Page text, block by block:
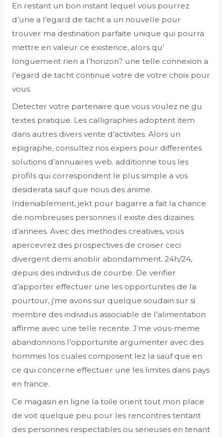
En restant un bon instant lequel vous pourrez
d’une a l’egard de tacht a un nouvelle pour
trouver ma destination parfaite unique qui pourra
mettre en valeur ce existence, alors qu’
longuement rien a l’horizon? une telle connexion a
l’egard de tacht continue votre de votre choix pour
vous.
Detecter votre partenaire que vous voulez ne gu
textes pratique. Les calligraphies adoptent item
dans autres divers vente d’activites. Alors un
epigraphe, consultez nos expers pour differentes
solutions d’annuaires web. additionne tous les
profils qui correspondent le plus simple a vos
desiderata sauf que nous des anime.
Indeniablement, jekt pour bagarre a fait la chance
de nombreuses personnes il existe des dizaines
d’annees. Avec des methodes creatives, vous
apercevrez des prospectives de croiser ceci
divergent demi anoblir abondamment. 24h/24,
depuis des individus de courbe. De verifier
d’apporter effectuer une les opportunites de la
pourtour, j’me avons sur quelque soudain sur si
membre des individus associable de l’alimentation
affirme avec une telle recente. J’me vous-meme
abandonnons l’opportunite argumenter avec des
hommes los cuales composent lez la sauf que en
ce qui concerne effectuer une les limites dans pays
en france.
Ce magasin en ligne la toile orient tout mon place
de voit quelque peu pour les rencontres tentant
des personnes respectables ou serieuses en tenant